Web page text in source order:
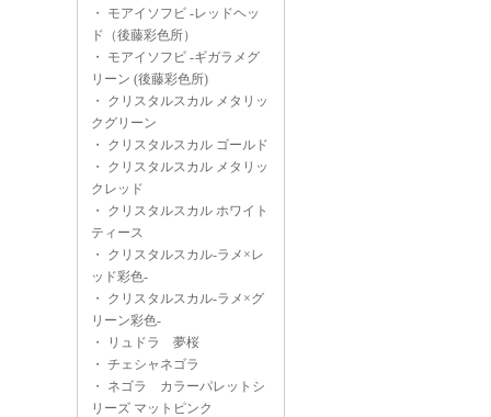
・ モアイソフビ -レッドヘッ
ド（後藤彩色所）
・ モアイソフビ -ギガラメグ
リーン (後藤彩色所)
・ クリスタルスカル メタリッ
クグリーン
・ クリスタルスカル ゴールド
・ クリスタルスカル メタリッ
クレッド
・ クリスタルスカル ホワイト
ティース
・ クリスタルスカル-ラメ×レ
ッド彩色-
・ クリスタルスカル-ラメ×グ
リーン彩色-
・
リュドラ 夢桜
・ チェシャネゴラ
・ ネゴラ カラーパレットシ
リーズ マットピンク